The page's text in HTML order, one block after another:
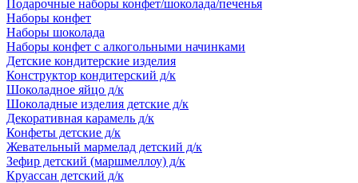
Подарочные наборы конфет/шоколада/печенья
Наборы конфет
Наборы шоколада
Наборы конфет с алкогольными начинками
Детские кондитерские изделия
Конструктор кондитерский д/к
Шоколадное яйцо д/к
Шоколадные изделия детские д/к
Декоративная карамель д/к
Конфеты детские д/к
Жевательный мармелад детский д/к
Зефир детский (маршмеллоу) д/к
Круассан детский д/к